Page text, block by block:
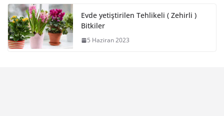
Evde yetiştirilen Tehlikeli ( Zehirli )
Bitkiler
5 Haziran 2023